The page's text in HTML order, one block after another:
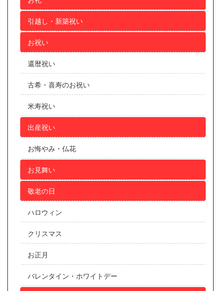
引越し・新築祝い
お祝い
還暦祝い
古希・喜寿のお祝い
米寿祝い
出産祝い
お悔やみ・仏花
お見舞い
敬老の日
ハロウィン
クリスマス
お正月
バレンタイン・ホワイトデー